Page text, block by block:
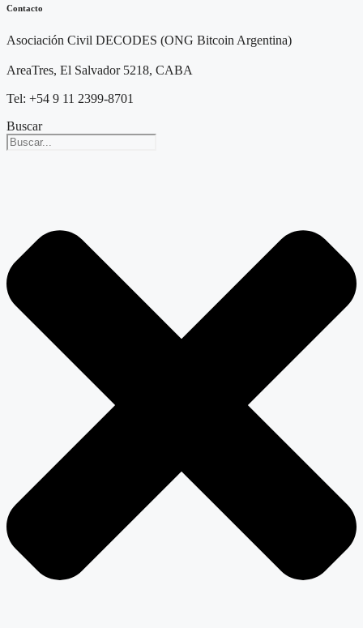
Contacto
Asociación Civil DECODES (ONG Bitcoin Argentina)
AreaTres, El Salvador 5218, CABA
Tel: +54 9 11 2399-8701
Buscar